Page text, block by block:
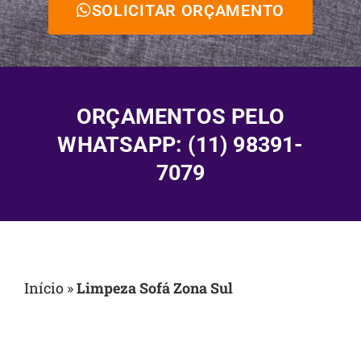
SOLICITAR ORÇAMENTO
ORÇAMENTOS PELO
WHATSAPP: (11) 98391-
7079
Início »Limpeza Sofá Zona Sul